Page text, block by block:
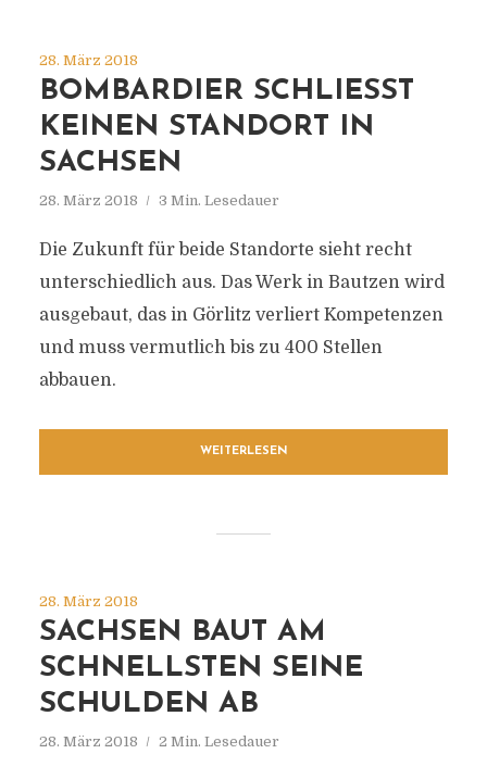
28. März 2018
BOMBARDIER SCHLIESST K
EINEN STANDORT IN S
ACHSEN
28. März 2018 3 Min. Lesedauer
Die Zukunft für beide Standorte sieht recht
unterschiedlich aus. Das Werk in Bautzen wird
ausgebaut, das in Görlitz verliert Kompetenzen
und muss vermutlich bis zu 400 Stellen
abbauen.
WEITERLESEN
28. März 2018
SACHSEN BAUT AM
SCHNELLSTEN SEINE
SCHULDEN AB
28. März 2018 2 Min. Lesedauer